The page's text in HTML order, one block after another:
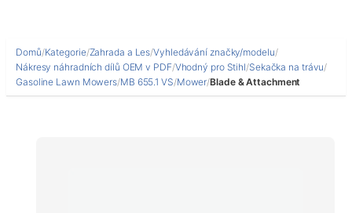
Domů/Kategorie/Zahrada a Les/Vyhledávání značky/modelu/
Nákresy náhradních dílů OEM v PDF/Vhodný pro Stihl/Sekačka na trávu/
Gasoline Lawn Mowers/MB 655.1 VS/Mower/Blade & Attachment